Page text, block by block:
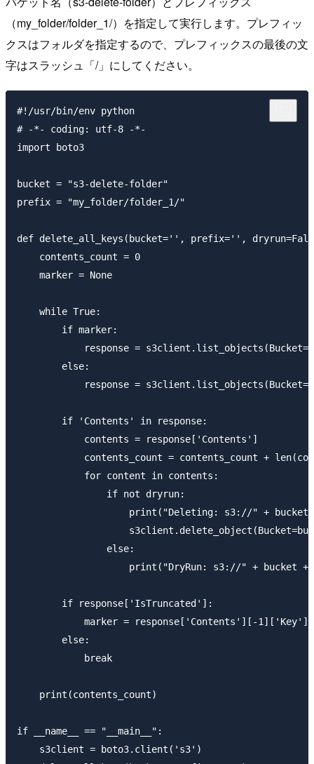
（my_folder/folder_1/）を指定して実行します。プレフィッ
クスはフォルダを指定するので、プレフィックスの最後の文
字はスラッシュ「/」にしてください。
#!/usr/bin/env python
# -*- coding: utf-8 -*-
import boto3
bucket = "s3-delete-folder"
prefix = "my_folder/folder_1/"
def delete_all_keys(bucket='', prefix='',
    contents_count = 0
    marker = None
    while True:
        if marker:
response =
        else:
response =
        if 'Contents' in response:
            contents = response['Contents']
contents_count = contents_count +
            for content in contents:
                if not dryrun:
print("Deleting: s3://" + bucket
                else:
print("DryRun: s3://" + bucket +
        if response['IsTruncated']:
            marker = response['Contents'][-1]['Key']
        else:
            break
    print(contents_count)
if __name__ == "__main__":
    s3client = boto3.client('s3')